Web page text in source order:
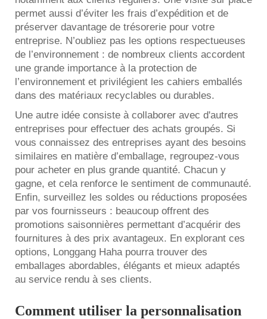
permet aussi d’éviter les frais d’expédition et de
préserver davantage de trésorerie pour votre
entreprise. N’oubliez pas les options respectueuses
de l’environnement : de nombreux clients accordent
une grande importance à la protection de
l’environnement et privilégient les cahiers emballés
dans des matériaux recyclables ou durables.
Une autre idée consiste à collaborer avec d'autres
entreprises pour effectuer des achats groupés. Si
vous connaissez des entreprises ayant des besoins
similaires en matière d’emballage, regroupez-vous
pour acheter en plus grande quantité. Chacun y
gagne, et cela renforce le sentiment de communauté.
Enfin, surveillez les soldes ou réductions proposées
par vos fournisseurs : beaucoup offrent des
promotions saisonnières permettant d’acquérir des
fournitures à des prix avantageux. En explorant ces
options, Longgang Haha pourra trouver des
emballages abordables, élégants et mieux adaptés
au service rendu à ses clients.
Comment utiliser la personnalisation